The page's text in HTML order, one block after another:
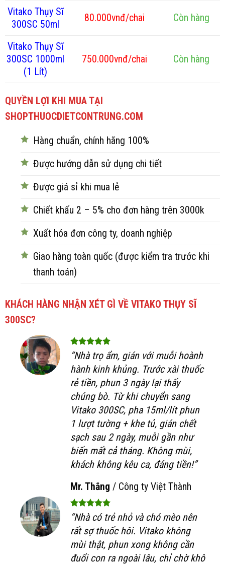
Vitako Thụy Sĩ
300SC 50ml
80.000vnđ/chai Còn hàng
Vitako Thụy Sĩ
300SC 1000ml
(1 Lít)
750.000vnđ/chai Còn hàng
QUYỀN LỢI KHI MUA TẠI
SHOPTHUOCDIETCONTRUNG.COM
Hàng chuẩn, chính hãng 100%
Được hướng dẫn sử dụng chi tiết
Được giá sỉ khi mua lẻ
Chiết khấu 2 – 5% cho đơn hàng trên 3000k
Xuất hóa đơn công ty, doanh nghiệp
Giao hàng toàn quốc (được kiểm tra trước khi
thanh toán)
KHÁCH HÀNG NHẬN XÉT GÌ VỀ VITAKO THỤY SĨ
300SC?
“Nhà trọ ẩm, gián với muỗi hoành
hành kinh khủng. Trước xài thuốc
rẻ tiền, phun 3 ngày lại thấy
chúng bò. Từ khi chuyển sang
Vitako 300SC, pha 15ml/lít phun
1 lượt tường + khe tủ, gián chết
sạch sau 2 ngày, muỗi gần như
biến mất cả tháng. Không mùi,
khách không kêu ca, đáng tiền!”
Mr. Thắng / Công ty Việt Thành
“Nhà có trẻ nhỏ và chó mèo nên
rất sợ thuốc hôi. Vitako không
mùi thật, phun xong không cần
đuổi con ra ngoài lâu, chỉ chờ khô